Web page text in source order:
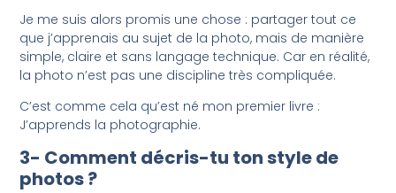
Je me suis alors promis une chose : partager tout ce
que j’apprenais au sujet de la photo, mais de manière
simple, claire et sans langage technique. Car en réalité,
la photo n’est pas une discipline très compliquée.
C’est comme cela qu’est né mon premier livre :
J’apprends la photographie.
3- Comment décris-tu ton style de
photos ?